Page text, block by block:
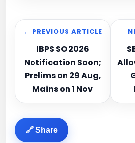
← PREVIOUS ARTICLE
IBPS SO 2026
Notification Soon;
Prelims on 29 Aug,
Mains on 1 Nov
🔗 Share